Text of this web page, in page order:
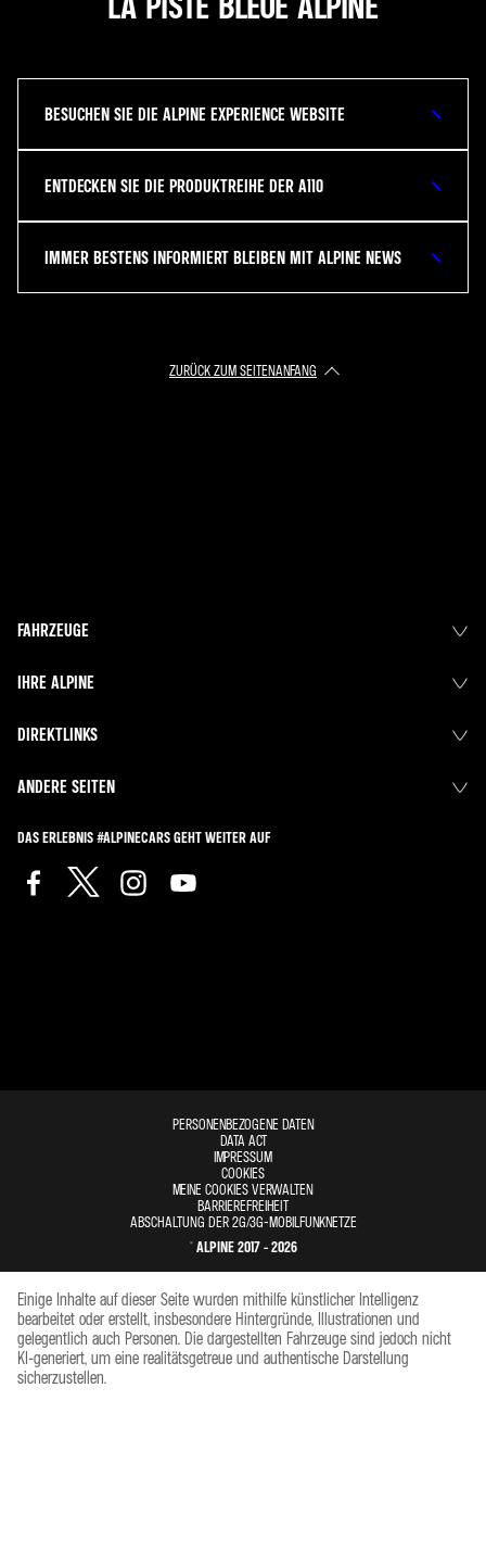
BESUCHEN SIE DIE ALPINE EXPERIENCE WEBSITE
ENTDECKEN SIE DIE PRODUKTREIHE DER A110
IMMER BESTENS INFORMIERT BLEIBEN MIT ALPINE NEWS
ZURÜCK ZUM SEITENANFANG
FAHRZEUGE
IHRE ALPINE
DIREKTLINKS
ANDERE SEITEN
DAS ERLEBNIS #ALPINECARS GEHT WEITER AUF
PERSONENBEZOGENE DATEN
DATA ACT
IMPRESSUM
COOKIES
MEINE COOKIES VERWALTEN
BARRIEREFREIHEIT
ABSCHALTUNG DER 2G/3G-MOBILFUNKNETZE
© ALPINE 2017 - 2026
Einige Inhalte auf dieser Seite wurden mithilfe künstlicher Intelligenz
bearbeitet oder erstellt, insbesondere Hintergründe, Illustrationen und
gelegentlich auch Personen. Die dargestellten Fahrzeuge sind jedoch nicht
KI-generiert, um eine realitätsgetreue und authentische Darstellung
sicherzustellen.